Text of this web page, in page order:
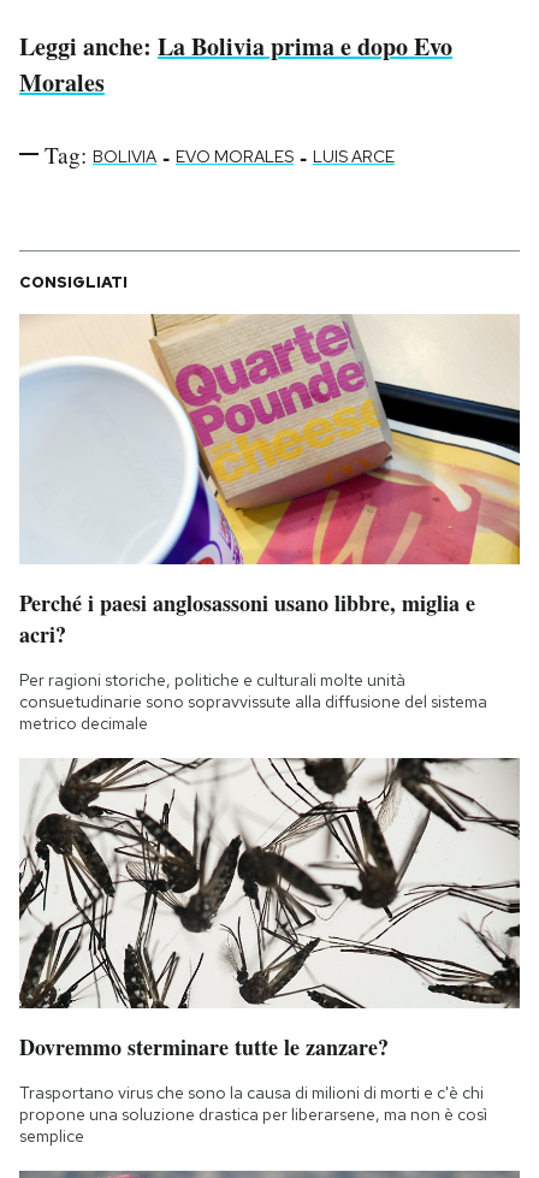
Leggi anche: La Bolivia prima e dopo Evo
Morales
Tag: BOLIVIA - EVO MORALES - LUIS ARCE
CONSIGLIATI
Perché i paesi anglosassoni usano libbre, miglia e
acri?
Per ragioni storiche, politiche e culturali molte unità
consuetudinarie sono sopravvissute alla diffusione del sistema
metrico decimale
Dovremmo sterminare tutte le zanzare?
Trasportano virus che sono la causa di milioni di morti e c'è chi
propone una soluzione drastica per liberarsene, ma non è così
semplice